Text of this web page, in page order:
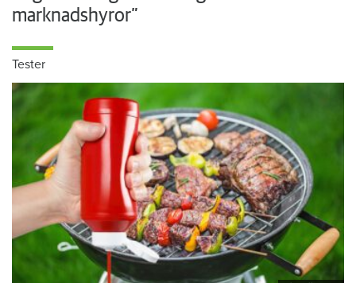
marknadshyror”
Tester